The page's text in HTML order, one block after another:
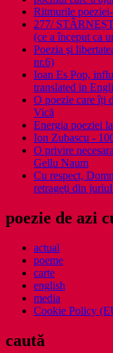
Ritmurile
277/
(ce a început ca
Poezia şi
nr.6)
Ioan Es Pop,
translated in
O poezie care îți
Vică
Energia poeziei
Ion Zubascu -
O privire
Gellu Naum
Cu respect,
retrageţi din
poezie de azi
actual
poeme
carte
english
media
Cookie Policy
caută